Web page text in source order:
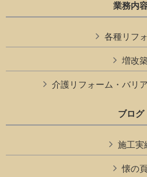
業務内
各種リフ
増改
介護リフォーム・バリ
ブログ
施工実
懐の